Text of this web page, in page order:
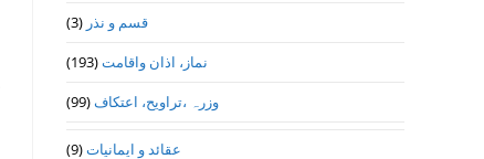
قسم و نذر (3)
نماز، اذان واقامت(193)
وزرہ ،تراويح، اعتكاف(99)
عقائد و ایمانیات(9)